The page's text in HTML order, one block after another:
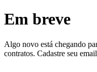
Em breve
Algo novo está chegando
contratos. Cadastre seu